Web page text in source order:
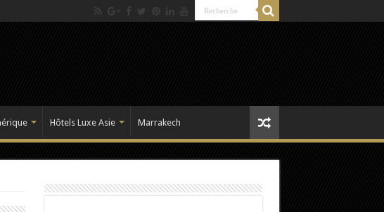
Hôtels Luxe Asie Marrakech